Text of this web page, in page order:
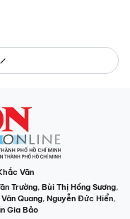
Văn
Gia Bảo
, Nguyễn Chiến Dũng
Bàn Cờ, TP.HCM
3.9294.093,
: 08 65 11 22 55